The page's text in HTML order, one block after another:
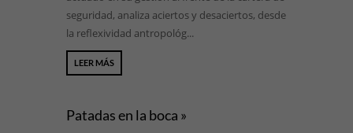
seguridad, analiza aciertos y desaciertos, desde
la reflexividad antropológ...
LEER MÁS
Patadas en la boca »